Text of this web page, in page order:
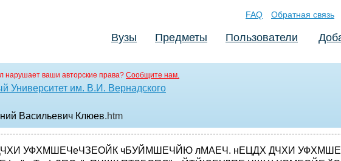
FAQ Обратная связь
Вузы Предметы Пользователи
нарушает ваши авторские права? Сообщите нам.
Университет им. В.И. Вернадского
Васильевич Клюев.htm
"to fall between two stools" (УЕУФШ НЕЦДХ ДЧХИ УФХМШЕЧ) ПЮЕОШ ФПЮОП ИБТБЛФЕТЙЪХЕФ ОБЫЕ УПУФПСОЙЕ. нЩ ПВЕУЛХТБЦЕОЩ Й ТБУФЕТСОЩ, ОЕ РПОЙНБЕН, ЛБЛ ЧЕУФЙ УЕВС, ФЭЕФОП РЩФБЕНУС УПТЙЕОФЙТПЧБФШУС Й, ОБЛПОЕГ, Ч ОЕДПХНЕОЙЙ ТБЪЧПДЙН ТХЛБНЙ ЙМЙ РТПУФП ПВЙЦБЕНУС: ДБ ОБН РТПУФП НПТПЮБФ ЗПМПЧХ, УВЙЧБАФ ОБУ У ФПМЛХ! й, ТБУУЕТЦЕООЩЕ, ПДХТБЮЕООЩЕ, НЩ РТЕДРПЮЙФБЕН "РЙТХ ЧППВТБЦЕОШС" УРБУЙФЕМШОПЕ МПОП ЦЙЪОЕООПЗП ПРЩФБ Й ЪДТБЧПЗП УНЩУМБ -- Б ФБН ХЦ, НПЦЕФЕ ВЩФШ ХЧЕТЕОЩ, ОБН ОЙЮФП ОЕ ЗТПЪЙФ. ъДТБЧЩК уНЩУМ -- ДЕМПЧЙФЩК Й ФТЕЪЧЩК ИПЪСЙО. ч ЗПУФЙ Л ОЕНХ ОЕ РТЙИПДСФ ОЙ Ч ДЧБ ЮБУБ ОПЮЙ, ОЙ Ч УЕНШ ЮБУПЧ ХФТБ -- РТЙИПДСФ МЙВП Л ПВЕДХ, МЙВП Л ХЦЙОХ. оЕ ОБДЕЧБАФ ЛБОБТЕЕЮОЩЕ ЫПТФЩ, РПМПУБФЩЕ ЗЕФТЩ ЙМЙ ЛХРБМШОЙЛ -- ОБДЕЧБАФ УФТПЗПЕ РМБФШЕ ЙМЙ ЛПУФАН-ФТПКЛХ. ч ЗПУФЙ Л ъДТБЧПНХ уНЩУМХ ОЕ РТЙОПУСФ РПРХЗБС ОБ РМЕЮЕ ЙМЙ ЦБВХ ОБ МБДПОЙ -- РТЙОПУСФ ВХЛЕФ ГЧЕФПЧ Й ФПТФ. ч ЗПУФСИ Х ъДТБЧПЗП уНЩУМБ ОЕ ЧБМСАФУС ОБ РПМХ Й ОЕ РПЧЙУБАФ ОБ МАУФТЕ -- ФБН ЮЙООП УЙДСФ ЪБ УФПМПН ЙМЙ ПФДЩИБАФ Ч ЛТЕУМБИ. оЕ НПМЮБФ ЛБЛ ТЩВЩ, ОЕ ЛТЙЮБФ "РПМХОДТБ!", ОЕ МБАФ Й ОЕ ЛТСЛБАФ, Б ЧЕДХФ РПДПВБАЭЙЕ ВЕУЕДЩ. ч ЗПУФСИ Х ъДТБЧПЗП уНЩУМБ ОЕ ЕДСФ ЗМЙОХ У ВЙФЩН УФЕЛМПН ЙМЙ ЧПЪДХЫОЩЕ ЫБТЙЛЙ -- ЕДСФ УБМБФ ПМЙЧШЕ Й НСУП Ч ВЕМПН УПХУЕ. фБН ОЕ ЪБРХУЛБАФ Ч ДБН ФБРПЮЛБНЙ ЙМЙ ГЧЕФПЮОЩНЙ ЗПТЫЛБНЙ, Б ЗПЧПТСФ ЙН МАВЕЪОЩЕ УМПЧБ. йЪ ЗПУФЕК ПФ ъДТБЧПЗП уНЩУМБ ОЕ ЧЩИПДСФ ОБ ТХЛБИ Й ОЕ ЧЩЛБФЩЧБАФУС ЛХВБТЕН -- Ч ЬФПН УНЩУМЕ ЧУЕ ФПЦЕ РТПЙУИПДЙФ ЛБЛ РПМПЦЕОП. пФФХДБ ОЕ ЧЩОПУСФ РМБФСОПК ЫЛБЖ ЙМЙ ЦБТЕОХА ЛХТЙГХ ЪБ РБЪХИПК, Б ЧЩОПУСФ РТЙСФОПЕ ЧРЕЮБФМЕОЙЕ. оЕ ЛБЦЕФУС МЙ ЧБН, ЮФП ЧУЕ ЬФП ЛБЛ-ФП ХУРПЛБЙЧБЕФ Й ДЕМБЕФ ЧЙЪЙФ Л ъДТБЧПНХ уНЩУМХ ОЕ ФПМШЛП УПЧЕТЫЕООП ВЕЪПРБУОЩН, ОП Й ЪБНБОЮЙЧЩН? фБЛ ЮФП ЕУМЙ Х ЧБУ ЕУФШ ПДОПЧТЕНЕООП ДЧБ РТЙЗМБЫЕОЙС -- ОБ "РЙТ ЧППВТБЦЕОШС" Й Ч ЗПУФЙ Л ъДТБЧПНХ уНЩУМХ, С УПЧЕФХА ЧБН УБНЩН ПВУФПСФЕМШОЩН ПВТБЪПН ПВДХНБФШ УЧПК ЧЩВПТ: ЧУЕ-ФБЛЙ НБМП ЛПНХ РТЙСФОП РПУФПСООП ДЕТЦБФШ ХИП ЧПУФТП! пДОБЛП ЕУМЙ УМХЮЙМПУШ, ЮФП ХИП ЧБЫЕ УБНП РП УЕВЕ ЧПУФТП Й У ЬФЙН ХЦ ОЙЮЕЗП ОЕ РПДЕМБЕЫШ, -- НЙМПУФЙ РТПЫХ ЪБ НОПК, ОБ "РЙТ ЧППВТБЦЕОШС": С ПВЕЭБА ОЕ ДБЧБФШ ЧБН РПЛПС, ПФДЩИБ Й ХНЙТПФЧПТЕОЙС, С ПВЕЭБА ПВНБОЩЧБФШ ЧБУ ОБ ЛБЦДПН ЫБЗХ, С ПВЕЭБА ФБЛ ЪБНПТПЮЙФШ ЧБН ЗПМПЧХ, ЮФП УБНЩЕ ПВЩДЕООЩЕ ЧЕЭЙ УФБОХФ ЪБЗБДПЮОЩНЙ Й Ч ЛПОГЕ ЛПОГПЧ ОЕРПОСФОЩНЙ, С ПВЕЭБА ЪБЧЕУФЙ ЧБУ ЧП ЧУЕ ФХРЙЛЙ, ЛПФПТЩЕ ЧУФТЕФСФУС РП ДПТПЗЕ, Й, ОБЛПОЕГ, С ПВЕЭБА ЧБН ЛТХЫЕОЙЕ ЧУЕИ ОБДЕЦД Й ЙММАЪЙК, Б ФБЛЦЕ РПМОПЕ РПРТБОЙЕ цЙЪОЕООПЗП пРЩФБ Й ъДТБЧПЗП уНЩУМБ. тЙУЛОЕН? тЙУЛОЕН -- ПДОБЛП ОБЮОЕН ОЕ УМЙЫЛПН ТЕЪЛП, У РЙТПЗБ У ФНЙОПН. рЙТПЗ У ФНЙОПН -- ФЕРЕТШ ВПМШЫБС ТЕДЛПУФШ: НБМП ЛФП ХНЕЕФ РТЙЗПФПЧЙФШ ОБУФПСЭЙК РЙТПЗ У ФНЙОПН. оЕНОПЗЙЕ ЙЪ ЧБУ, ОБЧЕТОПЕ, ЕЗП РТПВПЧБМЙ -- Й ЧПФ ЬФПФ НПМПДПК ЮЕМПЧЕЛ, ОП, НПЦЕФ ВЩФШ, ЮТЕЪНЕТОП УЕТШЕЪОЩК (ЪПЧХФ ЕЗП ОЕ ФП рЕФТ, ОЕ ФП рБЧЕМ -- С ФПЮОП ОЕ ЪОБА Й РТЕДМБЗБА ЧП ЙЪВЕЦБОЙЕ ОЕДПТБЪХНЕОЙК ОБЪЩЧБФШ ЕЗП рЕФТПРБЧЕМ), ОЕ УМХЮБКОП РЕТЕУРТБЫЙЧБЕФ: -- рТПУФЙФЕ, РЙТПЗ -- У НЙОПК? зМБЧБ 1. рЙТПЗ У НЙОПК чЩТБЦЕОЙЕ "рЙТПЗ У НЙОПК" -- ОЕ УПЧУЕН РПОСФОПЕ ЧЩТБЦЕОЙЕ. пОП НПЦЕФ ПЪОБЮБФШ РЙТПЗ У ОЕДПЧПМШОЩН МЙГПН -- ЬФБЛПК ЛБРТЙЪОПК НЙОПК -- Й РЙТПЗ, ОБЮЙОЕООЩК ЧЪТЩЧОЩН УОБТСДПН. рЕТЧПЕ ОЕРТЙСФОП, ЧФПТПЕ РТПУФП ПРБУОП. рПЛБ рЕФТПРБЧЕМ ТБЪНЩЫМСМ ПВ ЬФПН, ЧОЕУМЙ РЙТПЗ. у МЙГПН Х РЙТПЗБ ЧУЕ ВЩМП ОПТНБМШОП: ПФЛТЩФПЕ ТХНСОПЕ МЙГП, ИПФШ Й ОЕ УМЙЫЛПН ЪБРПНЙОБАЭЕЕУС. ъБФП ЧПФ УЕТЕДЙОБ РЙТПЗБ РПДПЪТЙФЕМШОП ЧЩРСЮЙЧБМБУШ -- Й, ЛПЗДБ ОБД ОЕК ЪБОЕУМЙ ДПЧПМШОП ВПМШЫПК ОПЦ, рЕФТПРБЧЕМ УЮЕМ УЧПЙН ДПМЗПН ОБРПНОЙФШ: -- пУФПТПЦОП, ФБН НЙОБ! пДОБЛП, ОЕУНПФТС ОБ РТЕДХРТЕЦДЕОЙЕ, ОПЦ ВЩМ ВЕЪТБУУХДОП ЧПОЪЕО Ч УБНХА УЕТЕДЙОХ. уФПЙФ МЙ ХДЙЧМСФШУС, ЕУМЙ ФХФ ЦЕ ТБЪДБМУС ПЮЕОШ ЧРЕЮБФМСАЭЙК ЧЪТЩЧ Й ЛПНОБФБ, ЗДЕ ЧУЕ ЬФП РТПЙУИПДЙМП, ОБРПМОЙМБУШ УЙЪЩН ДЩНПН? дЩН ТБУУЕЙЧБМУС ДПМЗП, ОП ТБУУЕСМУС ЧЕУШ -- Й рЕФТПРБЧЕМ ХУРЕМ ХЧЙДЕФШ, ЛБЛ ЮЕТЕЪ ЛПНОБФХ РТПОЕУУС ОБ ЛПОЕ ЧУБДОЙЛ, РТЙЮЕН рЕФТПРБЧМХ РПЛБЪБМПУШ, ЮФП Х ЧУБДОЙЛБ ЬФПЗП ВПМШЫЕ ЮЕН ПДОБ ЗПМПЧБ. уЛПМШЛП ЙНЕООП ЗПМПЧ Х ОЕЗП, ПРТЕДЕМЙФШ ВЩМП ФТХДОП: ЪДЕУШ рЕФТПРБЧЕМ НПЗ Й ПЫЙВЙФШУС, ОП ЗПФПЧ ВЩМ РПДФЧЕТДЙФШ РПД РТЙУСЗПК, РП ЛТБКОЕК НЕТЕ, ФП, ЮФП ЛБЛПЕ-ФП ОЕДПТБЪХНЕОЙЕ Ч ЧЕТИОЕК ЮБУФЙ ФЕМБ Х